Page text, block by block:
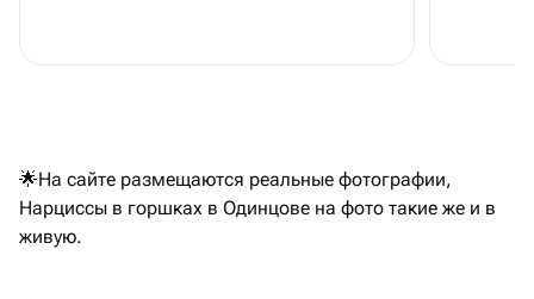
🌟На сайте размещаются реальные фотографии,
Нарциссы в горшках в Одинцове на фото такие же и в
живую.